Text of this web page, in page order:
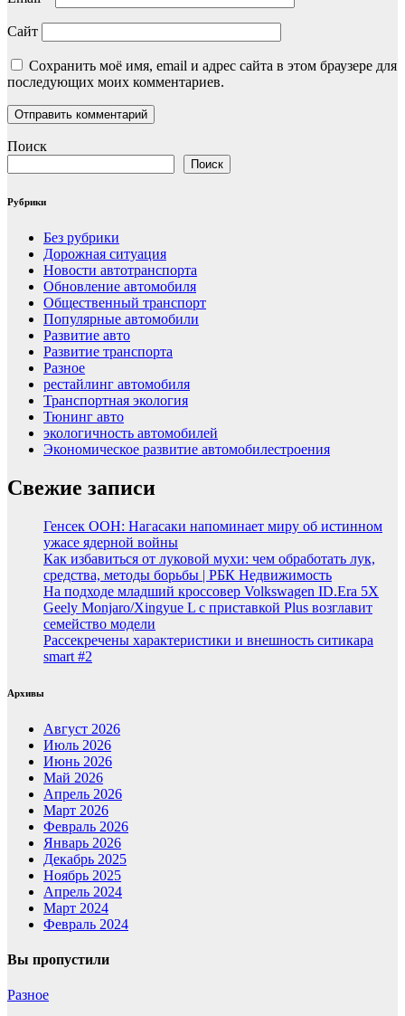
Сайт
Сохранить моё имя, email и адрес сайта в этом браузере для
последующих моих комментариев.
Поиск
Поиск
Рубрики
Без рубрики
Дорожная ситуация
Новости автотранспорта
Обновление автомобиля
Общественный транспорт
Популярные автомобили
Развитие авто
Развитие транспорта
Разное
рестайлинг автомобиля
Транспортная экология
Тюнинг авто
экологичность автомобилей
Экономическое развитие автомобилестроения
Свежие записи
Генсек ООН: Нагасаки напоминает миру об истинном
ужасе ядерной войны
Как избавиться от луковой мухи: чем обработать лук,
средства, методы борьбы | РБК Недвижимость
На подходе младший кроссовер Volkswagen ID.Era 5X
Geely Monjaro/Xingyue L с приставкой Plus возглавит
семейство модели
Рассекречены характеристики и внешность ситикара
smart #2
Архивы
Август 2026
Июль 2026
Июнь 2026
Май 2026
Апрель 2026
Март 2026
Февраль 2026
Январь 2026
Декабрь 2025
Ноябрь 2025
Апрель 2024
Март 2024
Февраль 2024
Вы пропустили
Разное